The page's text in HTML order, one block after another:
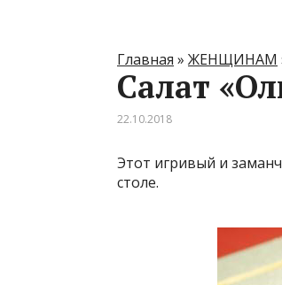
Главная » ЖЕНЩИНАМ
Салат
22.10.2018
Этот игривый и
столе.